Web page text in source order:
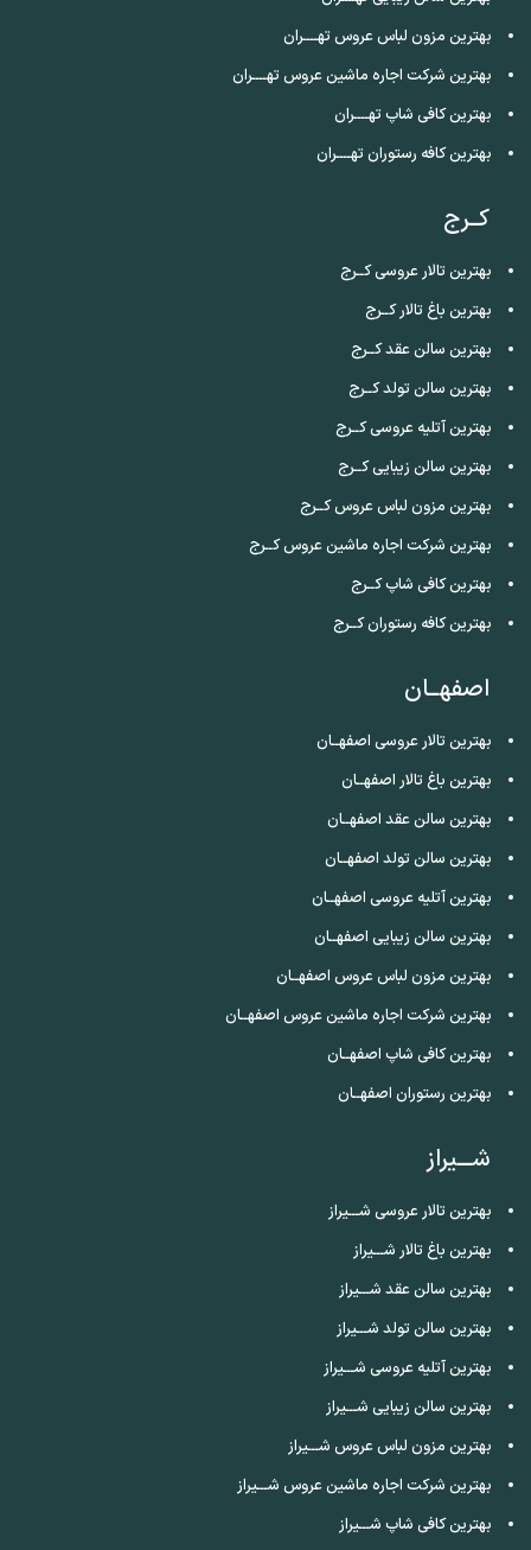
بهترین مزون لباس عروس تهــــران
بهترین شرکت اجاره ماشین عروس تهــــران
بهترین کافی شاپ تهــــران
بهترین کافه رستوران تهــــران
کــرج
بهترین تالار عروسی کــرج
بهترین باغ تالار کــرج
بهترین سالن عقد کــرج
بهترین سالن تولد کــرج
بهترین آتلیه عروسی کــرج
بهترین سالن زیبایی کــرج
بهترین مزون لباس عروس کــرج
بهترین شرکت اجاره ماشین عروس کــرج
بهترین کافی شاپ کــرج
بهترین کافه رستوران کــرج
اصفهــان
بهترین تالار عروسی اصفهــان
بهترین باغ تالار اصفهــان
بهترین سالن عقد اصفهــان
بهترین سالن تولد اصفهــان
بهترین آتلیه عروسی اصفهــان
بهترین سالن زیبایی اصفهــان
بهترین مزون لباس عروس اصفهــان
بهترین شرکت اجاره ماشین عروس اصفهــان
بهترین کافی شاپ اصفهــان
بهترین رستوران اصفهــان
شـــیراز
بهترین تالار عروسی شـــیراز
بهترین باغ تالار شـــیراز
بهترین سالن عقد شـــیراز
بهترین سالن تولد شـــیراز
بهترین آتلیه عروسی شـــیراز
بهترین سالن زیبایی شـــیراز
بهترین مزون لباس عروس شـــیراز
بهترین شرکت اجاره ماشین عروس شـــیراز
بهترین کافی شاپ شـــیراز